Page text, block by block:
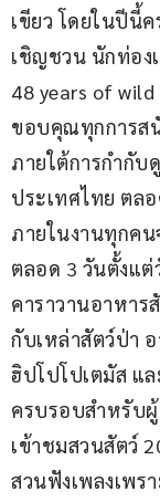
เขียว โดยในปีนี้
เชิญชวน นักท่อง
48 years of
ขอบคุณทุกการส
ภายใต้การกำกับ
ประเทศไทย ตล
ภายในงานทุกค
ตลอด 3 วันตั้งแ
คาราวานอาหาร
กับเหล่าสัตว์ป่า
ฮิปโปโปเตมัส แ
ครบรอบสำหรับ
เข้าชมสวนสัตว์
สวนฟังเพลงเพร